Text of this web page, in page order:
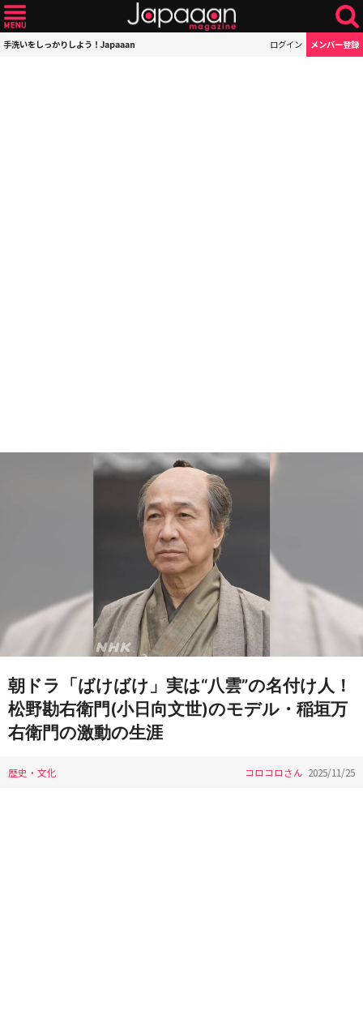
手洗いをしっかりしよう！Japaaan ログイン メンバー登録
朝ドラ「ばけばけ」実は“八雲”の名付け人！
松野勘右衛門(小日向文世)のモデル・稲垣万
右衛門の激動の生涯
歴史・文化 コロコロさん 2025/11/25